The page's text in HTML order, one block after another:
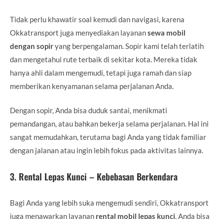
Tidak perlu khawatir soal kemudi dan navigasi, karena
Okkatransport juga menyediakan layanansewa mobil
dengan sopiryang berpengalaman. Sopir kami telah terlatih
dan mengetahui rute terbaik di sekitar kota. Mereka tidak
hanya ahli dalam mengemudi, tetapi juga ramah dan siap
memberikan kenyamanan selama perjalanan Anda.
Dengan sopir, Anda bisa duduk santai, menikmati
pemandangan, atau bahkan bekerja selama perjalanan. Hal ini
sangat memudahkan, terutama bagi Anda yang tidak familiar
dengan jalanan atau ingin lebih fokus pada aktivitas lainnya.
3. Rental Lepas Kunci – Kebebasan Berkendara
Bagi Anda yang lebih suka mengemudi sendiri, Okkatransport
juga menawarkan layanan rental mobil lepas kunci. Anda bisa